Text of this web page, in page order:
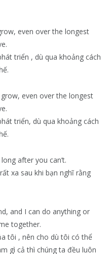
even over the longest
triển , dù qua khoảng cách
even over the longest
triển, dù qua khoảng cách
after you can’t.
xa sau khi bạn nghĩ rằng
and I can do anything or
together.
tôi , nên cho dù tôi có thể
gì cả thì chúng ta đều luôn